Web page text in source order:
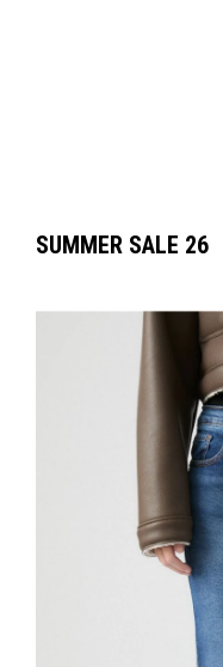
SUMMER SALE 26